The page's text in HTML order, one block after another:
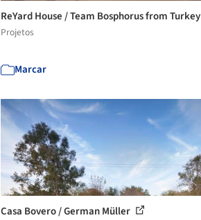
ReYard House / Team Bosphorus from Turkey
Projetos
Marcar
Casa Bovero / German Müller